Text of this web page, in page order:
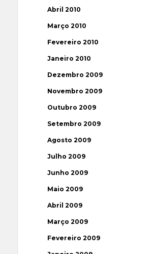
Abril 2010
Março 2010
Fevereiro 2010
Janeiro 2010
Dezembro 2009
Novembro 2009
Outubro 2009
Setembro 2009
Agosto 2009
Julho 2009
Junho 2009
Maio 2009
Abril 2009
Março 2009
Fevereiro 2009